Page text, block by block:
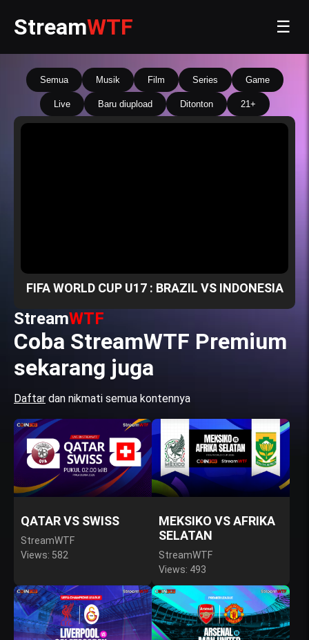
StreamWTF ☰
Semua Musik Film Series Game
Live Baru diupload Ditonton 21+
FIFA WORLD CUP U17 : BRAZIL VS INDONESIA
StreamWTF
Coba StreamWTF Premium
sekarang juga
Daftar dan nikmati semua kontennya
QATAR VS SWISS
StreamWTF
Views: 582
MEKSIKO VS AFRIKA
SELATAN
StreamWTF
Views: 493